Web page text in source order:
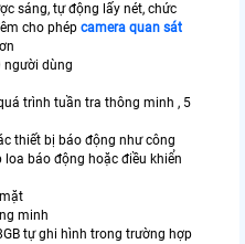
sáng, tự động lấy nét, chức
cho phép camera quan sát
người dùng
trình tuần tra thông minh , 5
thiết bị báo động như công
loa báo động hoặc điều khiển
minh
tự ghi hình trong trường hợp